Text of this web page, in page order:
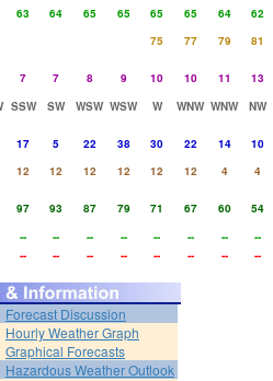
63 64 65 65 65 65 64 62
75 77 79 81
7 7 8 9 10 10 11 13
SSW SW WSW WSW W WNW WNW NW
17 5 22 38 30 22 14 10
12 12 12 12 12 12 4 4
97 93 87 79 71 67 60 54
-- -- -- -- -- -- -- --
-- -- -- -- -- -- -- --
Forecast Discussion
Hourly Weather Graph
Graphical Forecasts
Hazardous Weather Outlook